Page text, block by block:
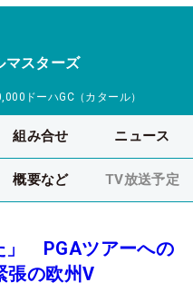
マスターズ
ドーハGC（カタール）
組み合せ ニュース
概要など TV放送予定
」 PGAツアーへの
張の欧州V